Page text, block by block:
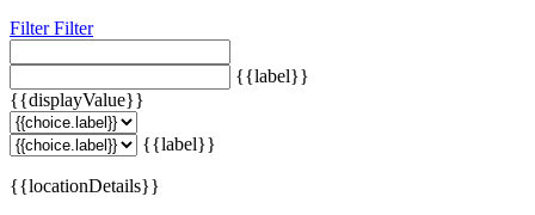
FilterFilter
{{label}}
{{displayValue}}
{{label}}
{{locationDetails}}